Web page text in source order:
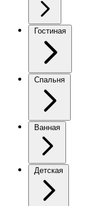
Гостиная
Спальня
Ванная
Детская